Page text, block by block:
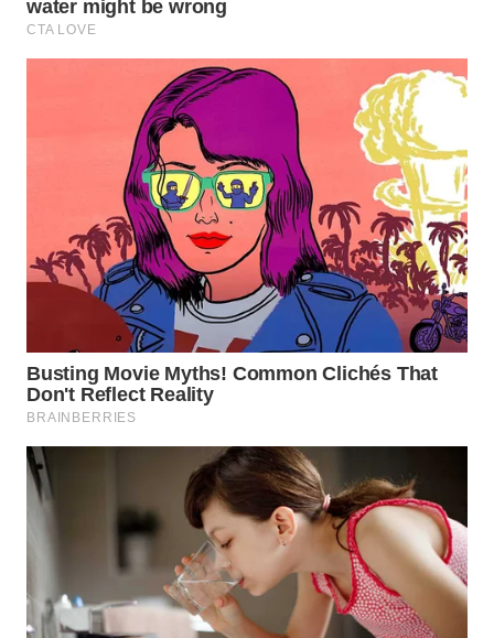
BINTAN
WN
LABUANBAJO
Wahana
Media
WAHANA
TANI